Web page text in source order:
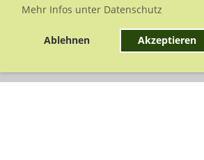
Mehr Infos unter Datenschutz
Ablehnen Akzeptieren